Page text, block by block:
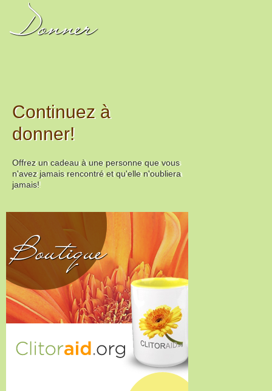
Donner
Continuez à
donner!
Offrez un cadeau à une personne que vous
n'avez jamais rencontré et qu'elle n'oubliera
jamais!
Boutique